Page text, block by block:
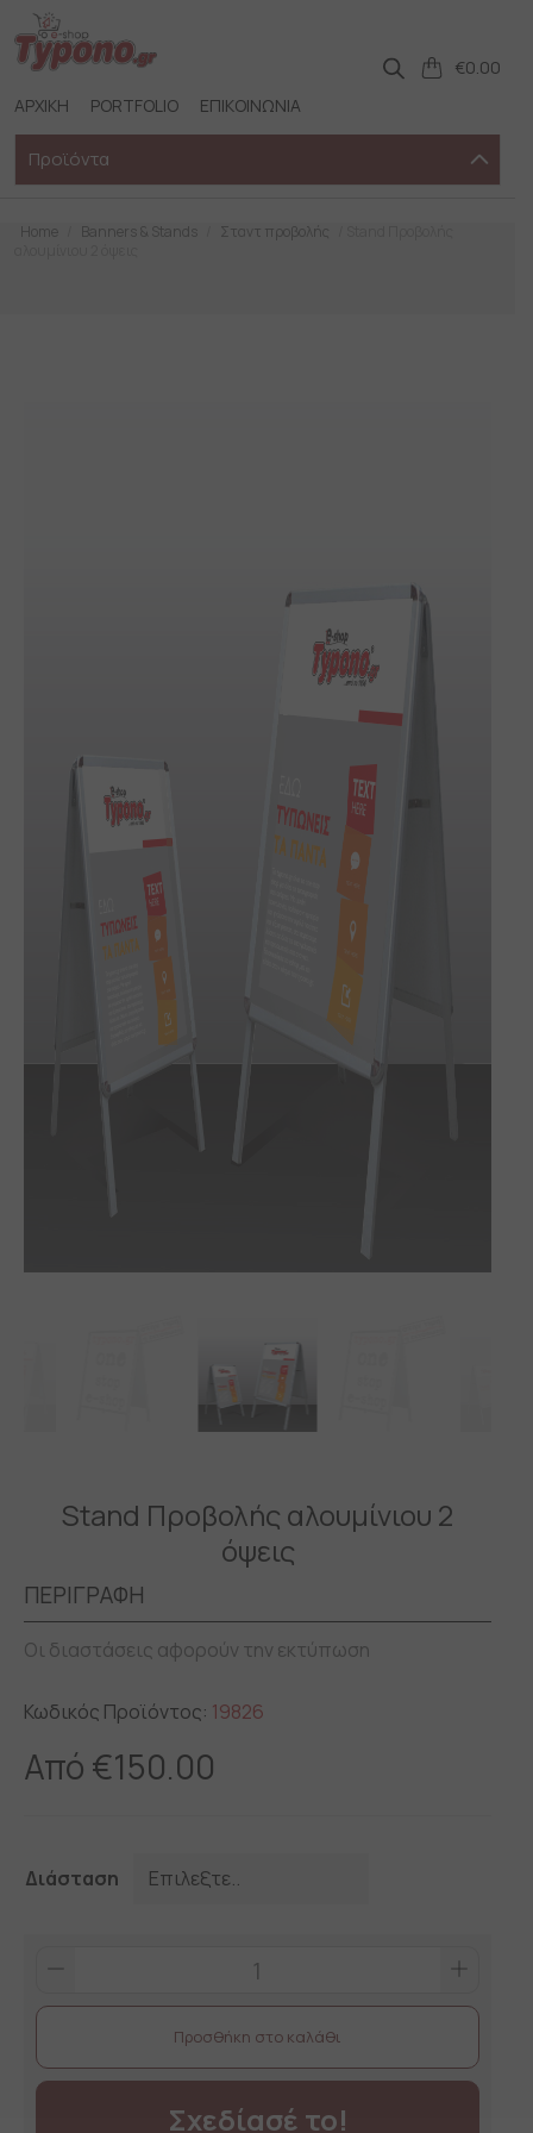
Skip
to
content
ΑΡΧΙΚΗ PORTFOLIO ΕΠΙΚΟΙΝΩΝΙΑ
€0.00
Προϊόντα
Home Banners & Stands Σταντ προβολής
Stand Προβολής αλουμίνιου 2
όψεις
ΠΕΡΙΓΡΑΦΗ
Οι διαστάσεις αφορούν την εκτύπωση
Κωδικός Προϊόντος: 19826
Από €150.00
Διάσταση
Προβολής
όψεις
quantity
Προσθήκη στο καλάθι
Σχεδίασέ το!